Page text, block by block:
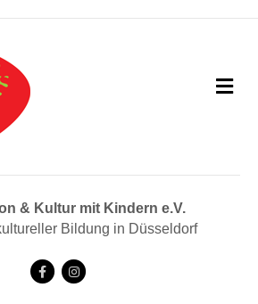
& Kultur mit Kindern e.V.
Bildung in Düsseldorf
F
I
N
a
a